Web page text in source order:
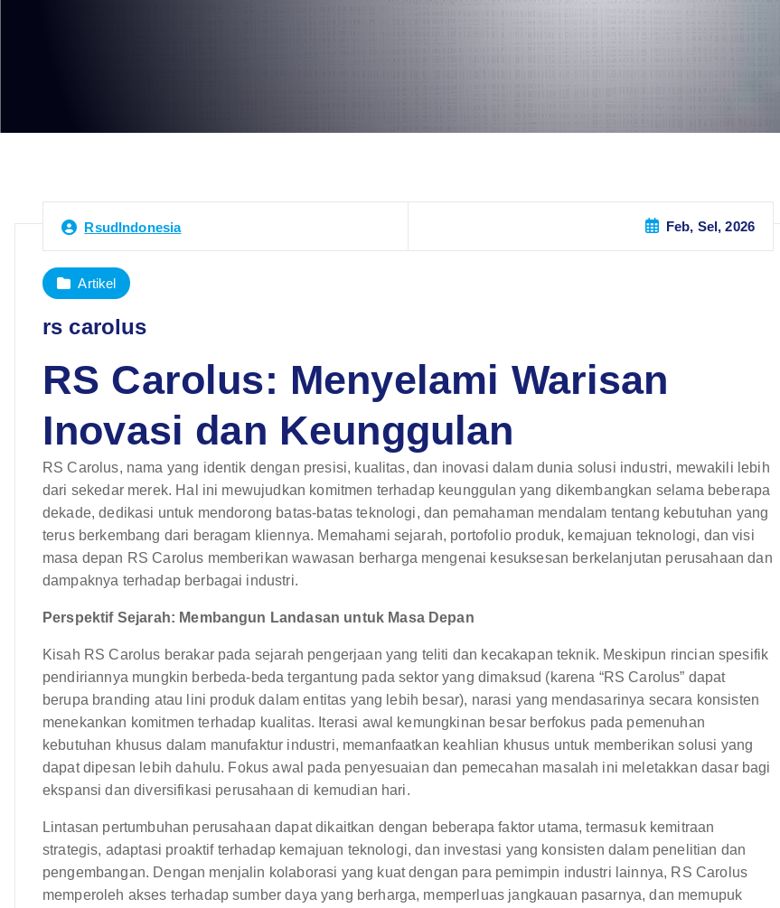
RsudIndonesia Feb, Sel, 2026
Artikel
rs carolus
RS Carolus: Menyelami Warisan
Inovasi dan Keunggulan
RS Carolus, nama yang identik dengan presisi, kualitas, dan inovasi dalam dunia solusi industri, mewakili lebih
dari sekedar merek. Hal ini mewujudkan komitmen terhadap keunggulan yang dikembangkan selama beberapa
dekade, dedikasi untuk mendorong batas-batas teknologi, dan pemahaman mendalam tentang kebutuhan yang
terus berkembang dari beragam kliennya. Memahami sejarah, portofolio produk, kemajuan teknologi, dan visi
masa depan RS Carolus memberikan wawasan berharga mengenai kesuksesan berkelanjutan perusahaan dan
dampaknya terhadap berbagai industri.
Perspektif Sejarah: Membangun Landasan untuk Masa Depan
Kisah RS Carolus berakar pada sejarah pengerjaan yang teliti dan kecakapan teknik. Meskipun rincian spesifik
pendiriannya mungkin berbeda-beda tergantung pada sektor yang dimaksud (karena “RS Carolus” dapat
berupa branding atau lini produk dalam entitas yang lebih besar), narasi yang mendasarinya secara konsisten
menekankan komitmen terhadap kualitas. Iterasi awal kemungkinan besar berfokus pada pemenuhan
kebutuhan khusus dalam manufaktur industri, memanfaatkan keahlian khusus untuk memberikan solusi yang
dapat dipesan lebih dahulu. Fokus awal pada penyesuaian dan pemecahan masalah ini meletakkan dasar bagi
ekspansi dan diversifikasi perusahaan di kemudian hari.
Lintasan pertumbuhan perusahaan dapat dikaitkan dengan beberapa faktor utama, termasuk kemitraan
strategis, adaptasi proaktif terhadap kemajuan teknologi, dan investasi yang konsisten dalam penelitian dan
pengembangan. Dengan menjalin kolaborasi yang kuat dengan para pemimpin industri lainnya, RS Carolus
memperoleh akses terhadap sumber daya yang berharga, memperluas jangkauan pasarnya, dan memupuk